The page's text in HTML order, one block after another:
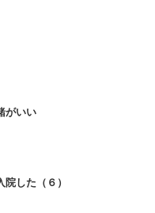
がいい
した（６）